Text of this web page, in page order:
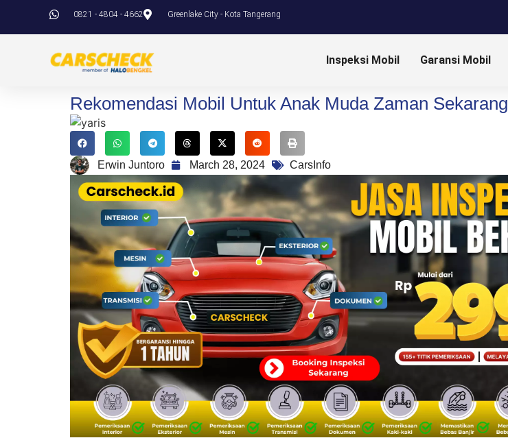
0821 - 4804 - 4662 Greenlake City - Kota Tangerang
Inspeksi Mobil Garansi Mobil
Rekomendasi Mobil Untuk Anak Muda Zaman Sekarang
Erwin Juntoro March 28, 2024 CarsInfo